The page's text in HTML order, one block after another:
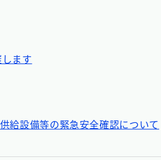
ます
給設備等の緊急安全確認について